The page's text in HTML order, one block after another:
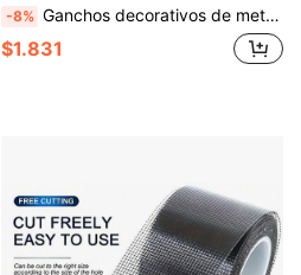
-8% Ganchos decorativos de metal para cortinas, ganchos de sujeción de cortinas montados en la pared con tornillos, decoración del hogar en dorado/plateado/negro, adecuados para el hogar, habitación, sala de estar, baño, dormitorio, decoración de bodas, regalo del Día de la Madre
$1.831